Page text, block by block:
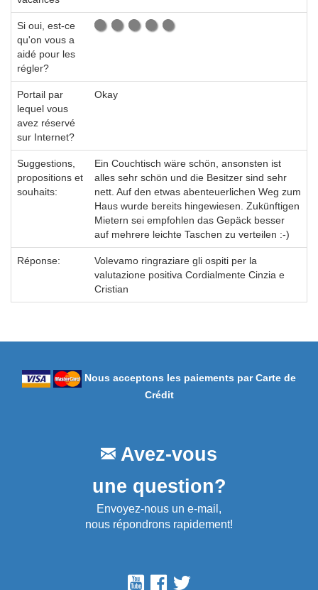
Si oui, est-ce
qu'on vous a
aidé pour les
régler?
Portail par
lequel vous
avez réservé
sur Internet?
Okay
Suggestions,
propositions et
souhaits:
Ein Couchtisch wäre schön, ansonsten ist
alles sehr schön und die Besitzer sind sehr
nett. Auf den etwas abenteuerlichen Weg zum
Haus wurde bereits hingewiesen. Zukünftigen
Mietern sei empfohlen das Gepäck besser
auf mehrere leichte Taschen zu verteilen :-)
Réponse:
Volevamo ringraziare gli ospiti per la
valutazione positiva Cordialmente Cinzia e
Cristian
Nous acceptons les paiements par Carte de
Crédit
Avez-vous
une question?
Envoyez-nous un e-mail,
nous répondrons rapidement!